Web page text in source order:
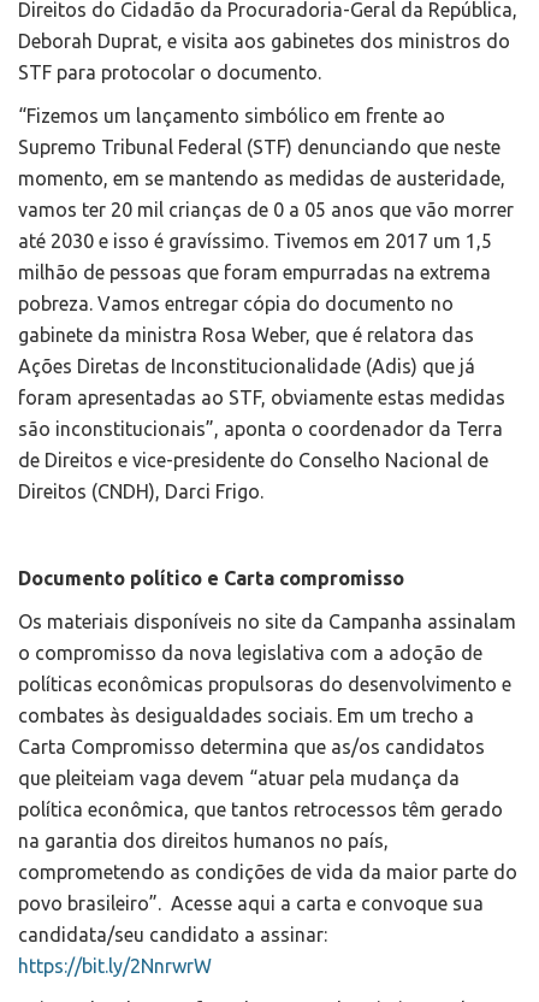
Direitos do Cidadão da Procuradoria-Geral da República,
Deborah Duprat, e visita aos gabinetes dos ministros do
STF para protocolar o documento.
“Fizemos um lançamento simbólico em frente ao
Supremo Tribunal Federal (STF) denunciando que neste
momento, em se mantendo as medidas de austeridade,
vamos ter 20 mil crianças de 0 a 05 anos que vão morrer
até 2030 e isso é gravíssimo. Tivemos em 2017 um 1,5
milhão de pessoas que foram empurradas na extrema
pobreza. Vamos entregar cópia do documento no
gabinete da ministra Rosa Weber, que é relatora das
Ações Diretas de Inconstitucionalidade (Adis) que já
foram apresentadas ao STF, obviamente estas medidas
são inconstitucionais”, aponta o coordenador da Terra
de Direitos e vice-presidente do Conselho Nacional de
Direitos (CNDH), Darci Frigo.
Documento político e Carta compromisso
Os materiais disponíveis no site da Campanha assinalam
o compromisso da nova legislativa com a adoção de
políticas econômicas propulsoras do desenvolvimento e
combates às desigualdades sociais. Em um trecho a
Carta Compromisso determina que as/os candidatos
que pleiteiam vaga devem “atuar pela mudança da
política econômica, que tantos retrocessos têm gerado
na garantia dos direitos humanos no país,
comprometendo as condições de vida da maior parte do
povo brasileiro”. Acesse aqui a carta e convoque sua
candidata/seu candidato a assinar:
https://bit.ly/2NnrwrW